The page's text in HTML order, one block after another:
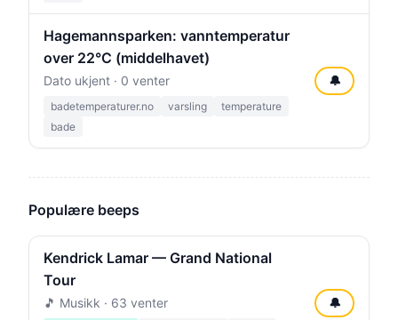
Hagemannsparken: vanntemperatur
over 22°C (middelhavet)
Dato ukjent · 0 venter
badetemperaturer.no varsling
temperature
bade
🔔
Populære beeps
Kendrick Lamar — Grand National
Tour
🎵 Musikk · 63 venter 🔔